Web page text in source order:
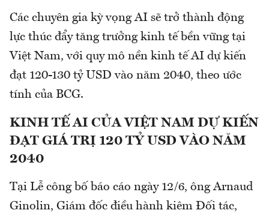
Các chuyên gia kỳ vọng AI sẽ trở thành động
lực thúc đẩy tăng trưởng kinh tế bền vững tại
Việt Nam, với quy mô nền kinh tế AI dự kiến ​
đạt 120-130 tỷ USD vào năm 2040, theo ước
tính của BCG.
KINH TẾ AI CỦA VIỆT NAM DỰ KIẾN
ĐẠT GIÁ TRỊ 120 TỶ USD VÀO NĂM
2040
Tại Lễ công bố báo cáo ngày 12/6, ông Arnaud
Ginolin, Giám đốc điều hành kiêm Đối tác,